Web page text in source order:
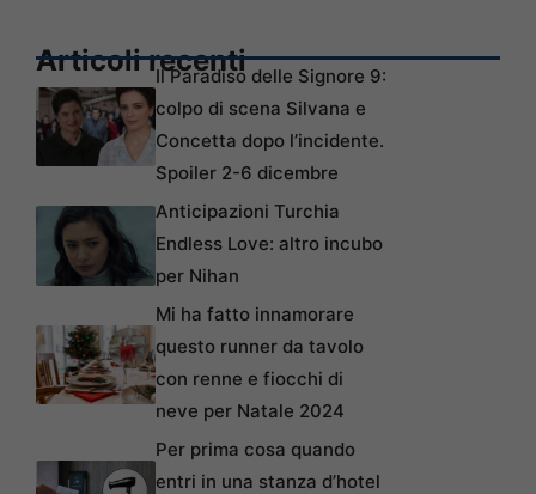
Articoli recentiIl Paradiso delle Signore 9:
colpo di scena Silvana e
Concetta dopo l’incidente.
Spoiler 2-6 dicembre
Anticipazioni Turchia
Endless Love: altro incubo
per Nihan
Mi ha fatto innamorare
questo runner da tavolo
con renne e fiocchi di
neve per Natale 2024
Per prima cosa quando
entri in una stanza d’hotel